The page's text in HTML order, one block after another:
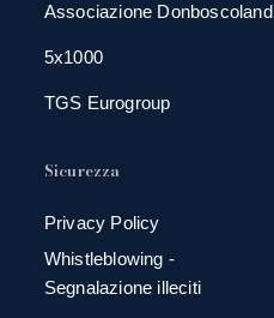
Associazione Donboscoland
5x1000
TGS Eurogroup
Sicurezza
Privacy Policy
Whistleblowing -
Segnalazione illeciti